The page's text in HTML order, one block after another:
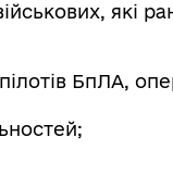
які
БпЛА,